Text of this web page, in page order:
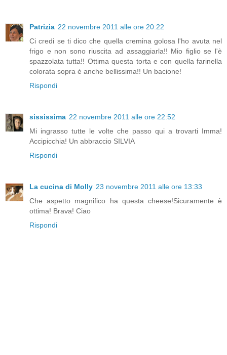
Patrizia 22 novembre 2011 alle ore 20:22
Ci credi se ti dico che quella cremina golosa l'ho avuta nel
frigo e non sono riuscita ad assaggiarla!! Mio figlio se l'è
spazzolata tutta!! Ottima questa torta e con quella farinella
colorata sopra è anche bellissima!! Un bacione!
Rispondi
sississima 22 novembre 2011 alle ore 22:52
Mi ingrasso tutte le volte che passo qui a trovarti Imma!
Accipicchia! Un abbraccio SILVIA
Rispondi
La cucina di Molly 23 novembre 2011 alle ore 13:33
Che aspetto magnifico ha questa cheese!Sicuramente è
ottima! Brava! Ciao
Rispondi